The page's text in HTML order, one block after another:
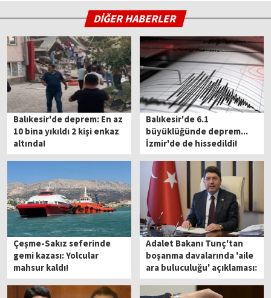
DİĞER HABERLER
Balıkesir'de deprem: En az
10 bina yıkıldı 2 kişi enkaz
altında!
Balıkesir'de 6.1
büyüklüğünde deprem...
İzmir'de de hissedildi!
Çeşme-Sakız seferinde
gemi kazası: Yolcular
mahsur kaldı!
Adalet Bakanı Tunç'tan
boşanma davalarında 'aile
ara buluculuğu' açıklaması:
Çok faydalı olacağına
inanıyoruz